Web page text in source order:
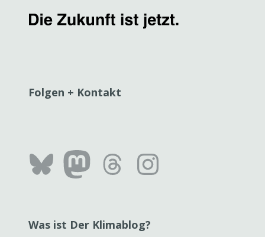
Folgen + Kontakt
Bluesky
Mastodon
Threads
Was ist Der Klimablog?